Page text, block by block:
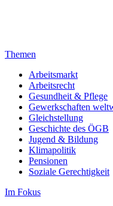
Themen
Arbeitsmarkt
Arbeitsrecht
Gesundheit & Pflege
Gewerkschaften
Gleichstellung
Geschichte des ÖGB
Jugend & Bildung
Klimapolitik
Pensionen
Soziale Gerechtigkeit
Im Fokus